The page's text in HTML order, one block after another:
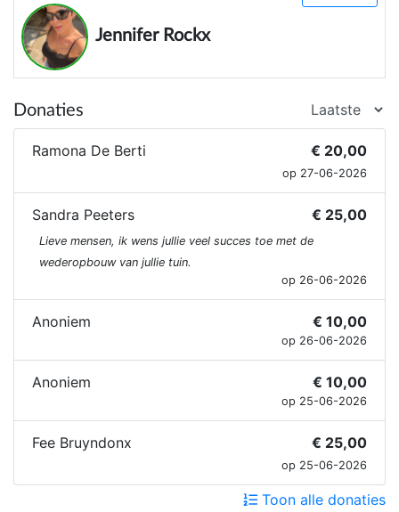
Jennifer Rockx
Donaties
Ramona De Berti € 20,00
op 27-06-2026
Sandra Peeters € 25,00
Lieve mensen, ik wens jullie veel succes toe met de
wederopbouw van jullie tuin.
op 26-06-2026
Anoniem € 10,00
op 26-06-2026
Anoniem € 10,00
op 25-06-2026
Fee Bruyndonx € 25,00
op 25-06-2026
Toon alle donaties